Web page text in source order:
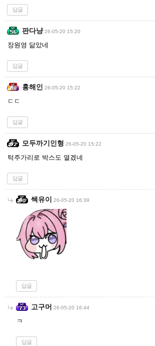
답글
판다냥 26-05-20 15:20
장원영 닮았네
답글
홍해인 26-05-20 15:22
ㄷㄷ
답글
모두까기인형 26-05-20 15:22
턱주가리로 박스도 열겠네
답글
쌕유이 26-05-20 16:39
답글
고구머 26-05-20 16:44
ㅋ
답글